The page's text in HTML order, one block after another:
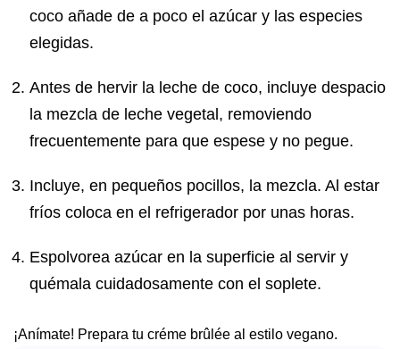
coco añade de a poco el azúcar y las especies
elegidas.
Antes de hervir la leche de coco, incluye despacio
la mezcla de leche vegetal, removiendo
frecuentemente para que espese y no pegue.
Incluye, en pequeños pocillos, la mezcla. Al estar
fríos coloca en el refrigerador por unas horas.
Espolvorea azúcar en la superficie al servir y
quémala cuidadosamente con el soplete.
¡Anímate! Prepara tu créme brûlée al estilo vegano.